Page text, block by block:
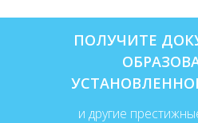
и другие
ПОЛУЧИТЕ